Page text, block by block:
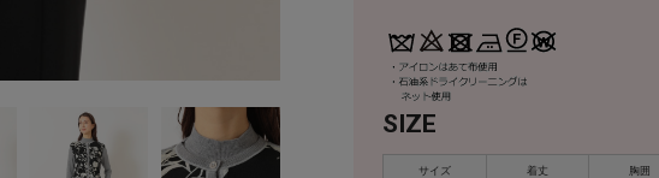
SIZE
サイズ 着丈 胸囲